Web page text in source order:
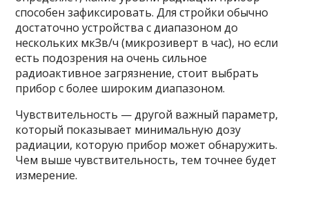
способен зафиксировать. Для стройки обычно
достаточно устройства с диапазоном до
нескольких мкЗв/ч (микрозиверт в час), но если
есть подозрения на очень сильное
радиоактивное загрязнение, стоит выбрать
прибор с более широким диапазоном.
Чувствительность — другой важный параметр,
который показывает минимальную дозу
радиации, которую прибор может обнаружить.
Чем выше чувствительность, тем точнее будет
измерение.